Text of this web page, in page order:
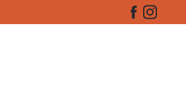
Facebook